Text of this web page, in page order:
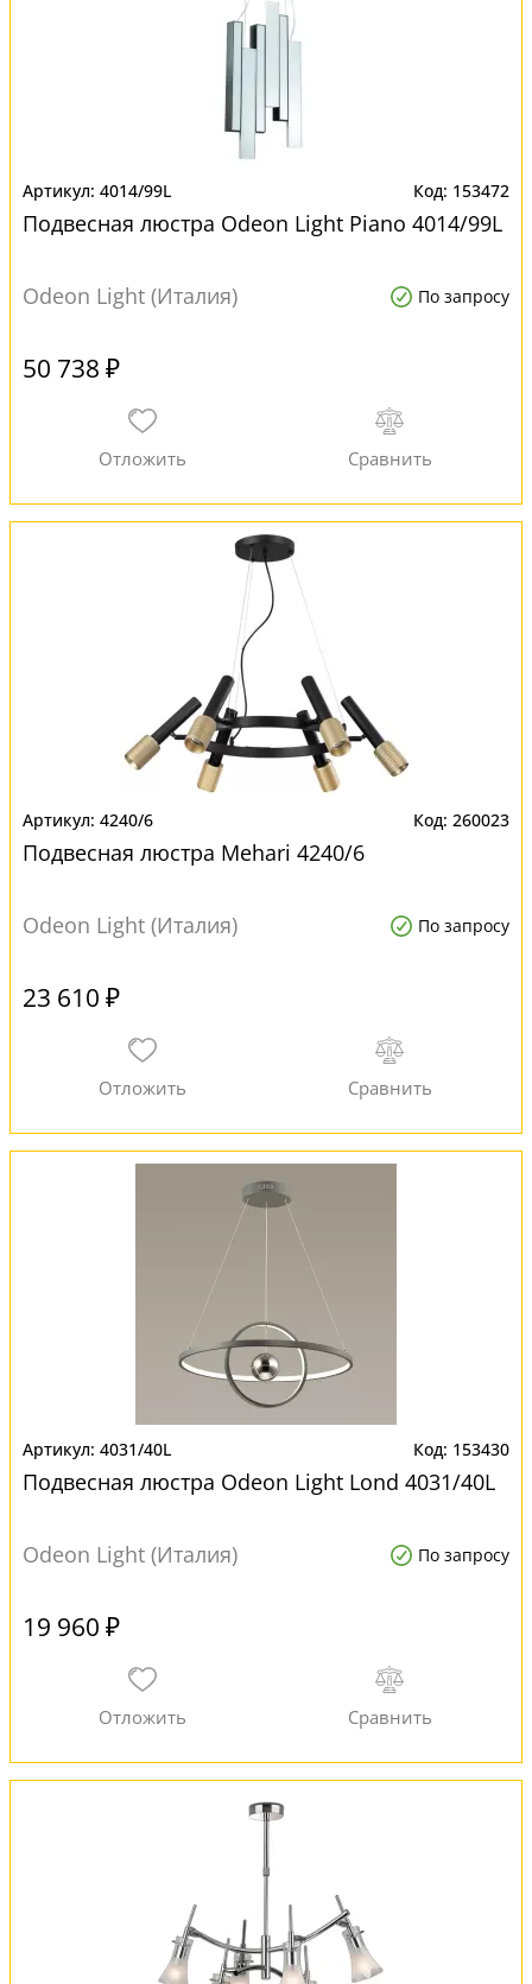
4014/99L 153472
Подвесная люстра Odeon Light Piano 4014/99L
Odeon Light (Италия) По запросу
50 738 ₽
4240/6 260023
Подвесная люстра Mehari 4240/6
Odeon Light (Италия) По запросу
23 610 ₽
4031/40L 153430
Подвесная люстра Odeon Light Lond 4031/40L
Odeon Light (Италия) По запросу
19 960 ₽